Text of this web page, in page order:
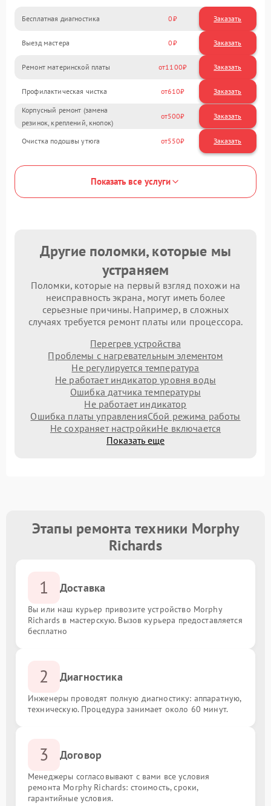
Бесплатная диагностика 0 Заказать
Выезд мастера 0 Заказать
Ремонт материнской платы 1100
Профилактическая чистка 610
Корпусный ремонт (замена
резинок, креплений, кнопок)
500
Очистка подошвы утюга 550
Показать все услуги
Другие поломки, которые мы
устраняем
Поломки, которые на первый взгляд похожи на
неисправность экрана, могут иметь более
серьезные причины. Например, в сложных
случаях требуется ремонт платы или процессора.
Перегрев устройства
Проблемы с нагревательным элементом
Не регулируется температура
Не работает индикатор уровня воды
Ошибка датчика температуры
Не работает индикатор
Ошибка платы управленияСбой режима работы
Не сохраняет настройкиНе включается
Показать еще
Этапы ремонта техники Morphy
Richards
1 Доставка
Вы или наш курьер привозите устройство Morphy
Richards в мастерскую. Вызов курьера предоставляется
бесплатно
2 Диагностика
Инженеры проводят полную диагностику: аппаратную,
техническую. Процедура занимает около 60 минут.
3 Договор
Менеджеры согласовывают с вами все условия
ремонта Morphy Richards: стоимость, сроки,
гарантийные условия.